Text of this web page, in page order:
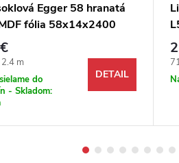
Egger 58 hranatá
fólia 58x14x2400
cena:
m
do
- Skladom:
DETAIL